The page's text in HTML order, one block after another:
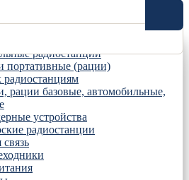
радиостанции
портативные (рации)
радиостанциям
рации базовые, автомобильные,
устройства
радиостанции